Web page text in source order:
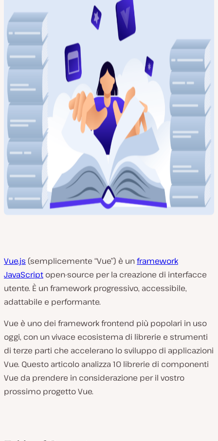
Vue.js (semplicemente “Vue”) è unframework
JavaScript open-source per la creazione di interfacce
utente. È un framework progressivo, accessibile,
adattabile e performante.
Vue è uno dei framework frontend più popolari in uso
oggi, con un vivace ecosistema di librerie e strumenti
di terze parti che accelerano lo sviluppo di applicazioni
Vue. Questo articolo analizza 10 librerie di componenti
Vue da prendere in considerazione per il vostro
prossimo progetto Vue.